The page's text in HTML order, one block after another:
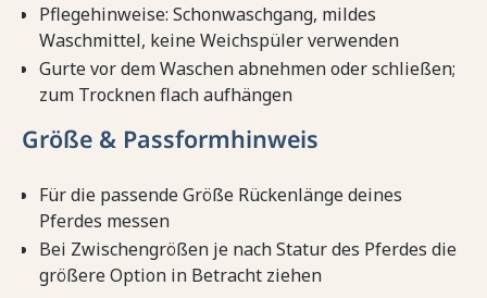
Pflegehinweise: Schonwaschgang, mildes
Waschmittel, keine Weichspüler verwenden
Gurte vor dem Waschen abnehmen oder schließen;
zum Trocknen flach aufhängen
Größe & Passformhinweis
Für die passende Größe Rückenlänge deines
Pferdes messen
Bei Zwischengrößen je nach Statur des Pferdes die
größere Option in Betracht ziehen